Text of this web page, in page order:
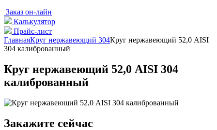
Заказ он-лайн
Калькулятор
Прайс-лист
ГлавнаяКруг нержавеющий 304Круг нержавеющий 52,0 АІSI
304 калиброванный
Круг нержавеющий 52,0 АІSI 304
калиброванный
Закажите сейчас